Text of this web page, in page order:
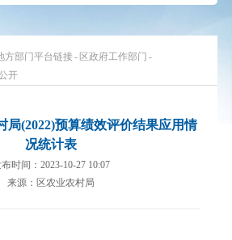
方部门平台链接- 区政府工作部门 -
开
局(2022)预算绩效评价结果应用情
况统计表
布时间：2023-10-27 10:07
来源：区农业农村局